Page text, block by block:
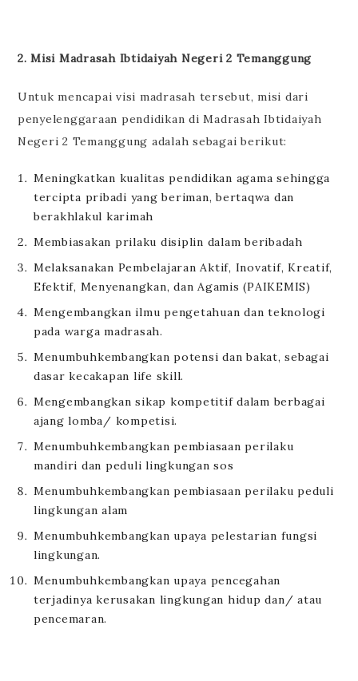
2. Misi Madrasah Ibtidaiyah Negeri 2 Temanggung
Untuk mencapai visi madrasah tersebut, misi dari
penyelenggaraan pendidikan di Madrasah Ibtidaiyah
Negeri 2 Temanggung adalah sebagai berikut:
Meningkatkan kualitas pendidikan agama sehingga
tercipta pribadi yang beriman, bertaqwa dan
berakhlakul karimah
Membiasakan prilaku disiplin dalam beribadah
Melaksanakan Pembelajaran Aktif, Inovatif, Kreatif,
Efektif, Menyenangkan, dan Agamis (PAIKEMIS)
Mengembangkan ilmu pengetahuan dan teknologi
pada warga madrasah.
Menumbuhkembangkan potensi dan bakat, sebagai
dasar kecakapan life skill.
Mengembangkan sikap kompetitif dalam berbagai
ajang lomba/ kompetisi.
Menumbuhkembangkan pembiasaan perilaku
mandiri dan peduli lingkungan sos
Menumbuhkembangkan pembiasaan perilaku peduli
lingkungan alam
Menumbuhkembangkan upaya pelestarian fungsi
lingkungan.
Menumbuhkembangkan upaya pencegahan
terjadinya kerusakan lingkungan hidup dan/ atau
pencemaran.